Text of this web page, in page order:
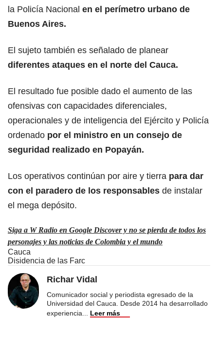
la Policía Nacional en el perímetro urbano de
Buenos Aires.
El sujeto también es señalado de planear
diferentes ataques en el norte del Cauca.
El resultado fue posible dado el aumento de las
ofensivas con capacidades diferenciales,
operacionales y de inteligencia del Ejército y Policía
ordenado por el ministro en un consejo de
seguridad realizado en Popayán.
Los operativos continúan por aire y tierra para dar
con el paradero de los responsables de instalar
el mega depósito.
Siga a W Radio en Google Discover y no se pierda de todos los
personajes y las noticias de Colombia y el mundo
Cauca
Disidencia de las Farc
Richar Vidal
Comunicador social y periodista egresado de la
Universidad del Cauca. Desde 2014 ha desarrollado
experiencia
Leer más